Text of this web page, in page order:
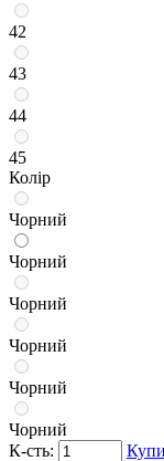
42
43
44
45
Колір
Чорний
Чорний
Чорний
Чорний
Чорний
Чорний
К-сть: